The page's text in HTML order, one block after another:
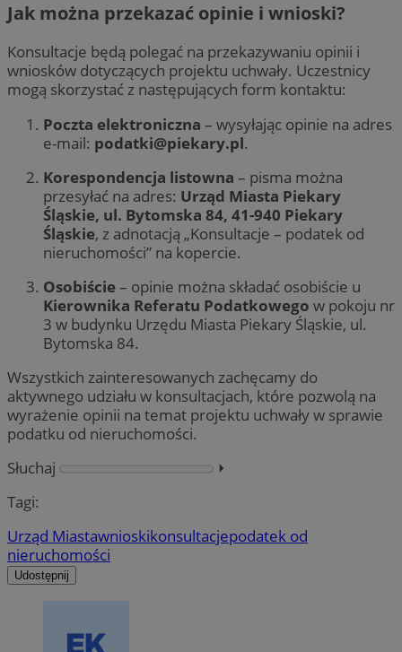
Jak można przekazać opinie i wnioski?
Konsultacje będą polegać na przekazywaniu opinii i
wniosków dotyczących projektu uchwały. Uczestnicy
mogą skorzystać z następujących form kontaktu:
Poczta elektroniczna – wysyłając opinie na adres
e-mail: podatki@piekary.pl.
Korespondencja listowna – pisma można
przesyłać na adres: Urząd Miasta Piekary
Śląskie, ul. Bytomska 84, 41-940 Piekary
Śląskie, z adnotacją „Konsultacje – podatek od
nieruchomości” na kopercie.
Osobiście– opinie można składać osobiście u
Kierownika Referatu Podatkowego w pokoju nr
3 w budynku Urzędu Miasta Piekary Śląskie, ul.
Bytomska 84.
Wszystkich zainteresowanych zachęcamy do
aktywnego udziału w konsultacjach, które pozwolą na
wyrażenie opinii na temat projektu uchwały w sprawie
podatku od nieruchomości.
Słuchaj
⏵︎
Tagi:
Urząd Miastawnioskikonsultacjepodatek od
nieruchomości
Udostępnij